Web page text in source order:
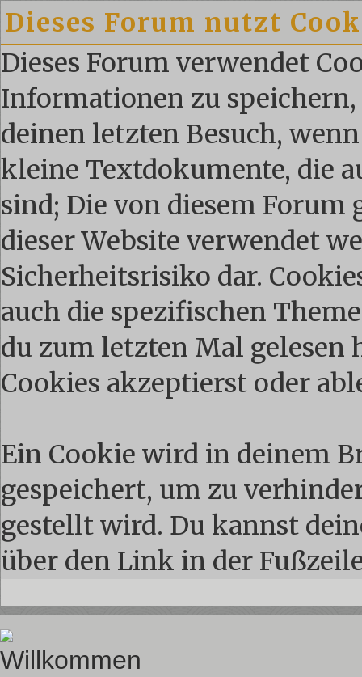
Dieses Forum nutzt
Dieses Forum verwendet
Informationen zu
deinen letzten Besuch,
kleine Textdokumente, die
sind; Die von diesem Forum
dieser Website verwendet
Sicherheitsrisiko dar.
auch die spezifischen
du zum letzten Mal gelesen
Cookies akzeptierst oder
Ein Cookie wird in deinem
gespeichert, um zu
gestellt wird. Du kannst
über den Link in der
Willkommen